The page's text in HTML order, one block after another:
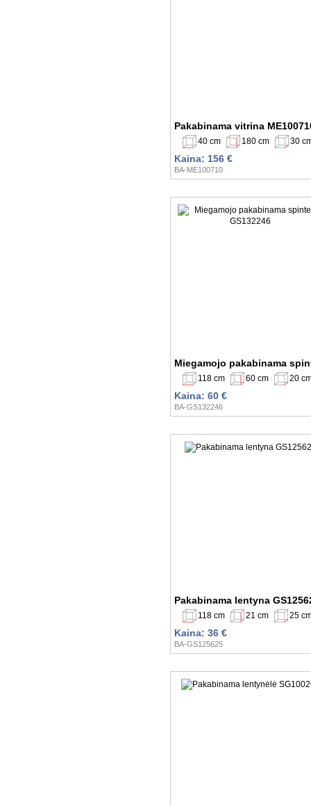
Pakabinama vitrina
40 cm 180 cm 30
Kaina: 156 €
BA-ME100710
Miegamojo pakabinama
118 cm 60 cm 20
Kaina: 60 €
BA-GS132246
Pakabinama lentyna
118 cm 21 cm 25
Kaina: 36 €
BA-GS125625